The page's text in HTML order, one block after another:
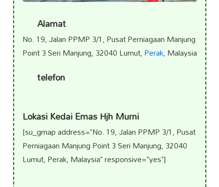
Alamat
No. 19, Jalan PPMP 3/1, Pusat Perniagaan Manjung
Point 3 Seri Manjung, 32040 Lumut,Perak, Malaysia
telefon
Lokasi Kedai Emas Hjh Murni
[su_gmap address="No. 19, Jalan PPMP 3/1, Pusat
Perniagaan Manjung Point 3 Seri Manjung, 32040
Lumut, Perak, Malaysia" responsive="yes"]